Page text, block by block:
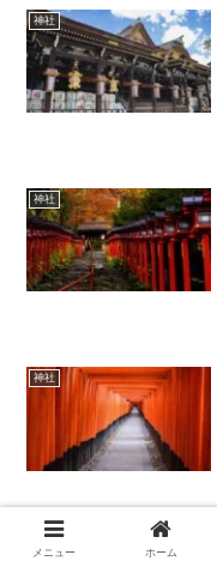
神社
神社
神社
神社
メニュー ホーム